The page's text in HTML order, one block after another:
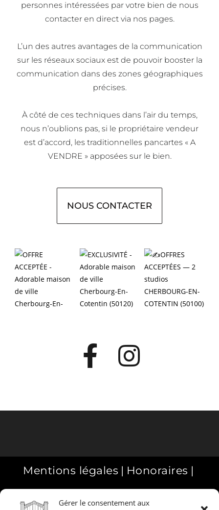
Gérer le consentement aux
personnes intéressées par votre bien de nous
contacter en direct via nos pages.
L’un des autres avantages de la communication
sur les réseaux sociaux est de pouvoir booster la
communication dans des zones géographiques
précises.
À côté de ces techniques dans l’air du temps,
nous n’oublions pas, si le propriétaire vendeur
est d’accord, les traditionnelles pancartes « A
VENDRE » apposées sur le bien.
NOUS CONTACTER
Mentions légales
Honoraires